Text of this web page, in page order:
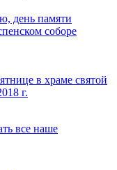
день памяти
соборе
в храме святой
г.
все наше